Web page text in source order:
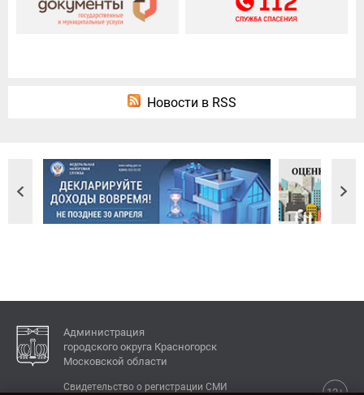
Новости в RSS
Администрация
городского округа Красногорск
Московской области
12+
Свидетельство о регистрации СМИ